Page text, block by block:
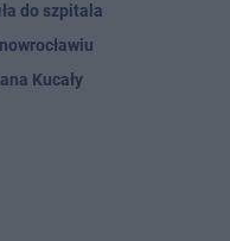
do szpitala
Kucały